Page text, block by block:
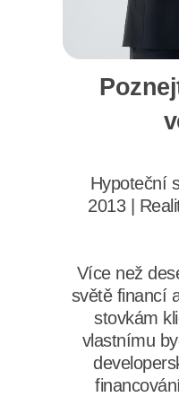
Hypoteční
2013 |
Více než
světě financí
stovkám
vlastnímu